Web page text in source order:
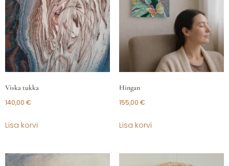
Viska tukka
140,00 €
Lisa korvi
Hingan
155,00 €
Lisa korvi